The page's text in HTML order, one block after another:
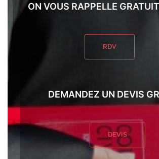
ON VOUS RAPPELLE
RDV
DEMANDEZ UN DEVIS
DEVIS